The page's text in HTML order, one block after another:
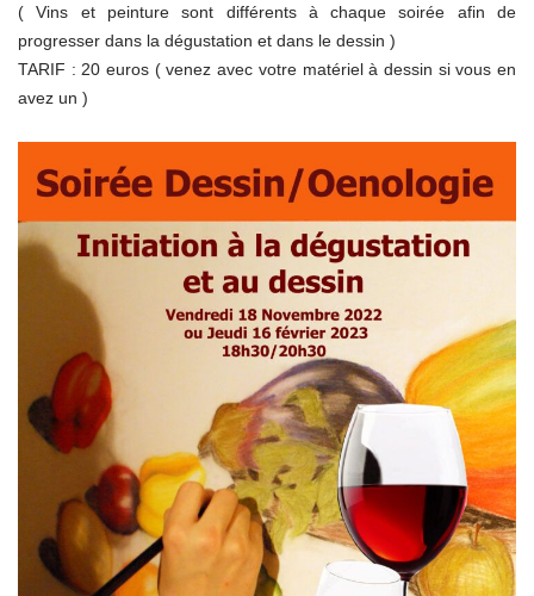
( Vins et peinture sont différents à chaque soirée afin de
progresser dans la dégustation et dans le dessin )
TARIF : 20 euros ( venez avec votre matériel à dessin si vous en
avez un )